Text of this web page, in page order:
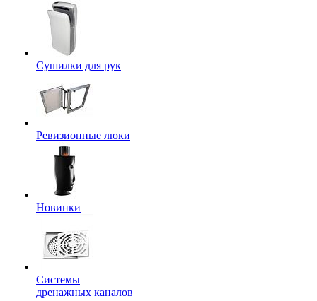
Сушилки для рук
Ревизионные люки
Новинки
Системы
дренажных каналов